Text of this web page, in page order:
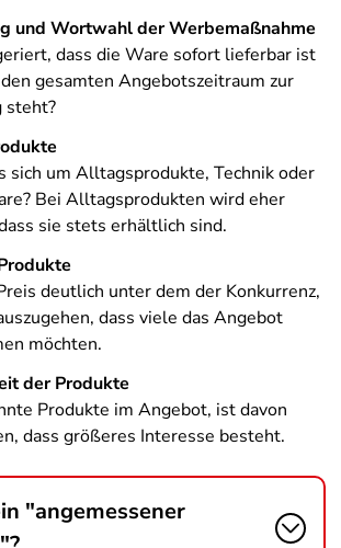
und Wortwahl der Werbemaßnahme
dass die Ware sofort lieferbar ist
gesamten Angebotszeitraum zur
steht?
sich um Alltagsprodukte, Technik oder
Bei Alltagsprodukten wird eher
sie stets erhältlich sind.
deutlich unter dem der Konkurrenz,
dass viele das Angebot
möchten.
der Produkte
Produkte im Angebot, ist davon
dass größeres Interesse besteht.
"angemessener